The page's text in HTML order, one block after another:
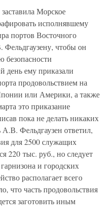
Морское
исполнявшему
портов Восточного
Фельдгаузену, чтобы он
безопасности
день ему приказали
продовольствием на
или Америки, а также
это приказание
пока не делать никаких
Фельдгаузен ответил,
для 2500 служащих
220 тыс. руб., но следует
и городских
располагает всего
что часть продовольствия
заготовить иным